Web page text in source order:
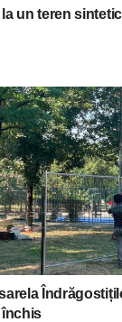
un teren
închis